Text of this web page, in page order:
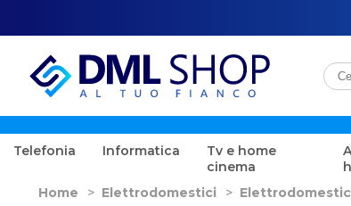
Telefonia Informatica
Tv e home
cinema
Home > Elettrodomestici >